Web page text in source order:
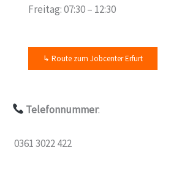
Freitag: 07:30 – 12:30
↳ Route zum Jobcenter Erfurt
Telefonnummer:
0361 3022 422